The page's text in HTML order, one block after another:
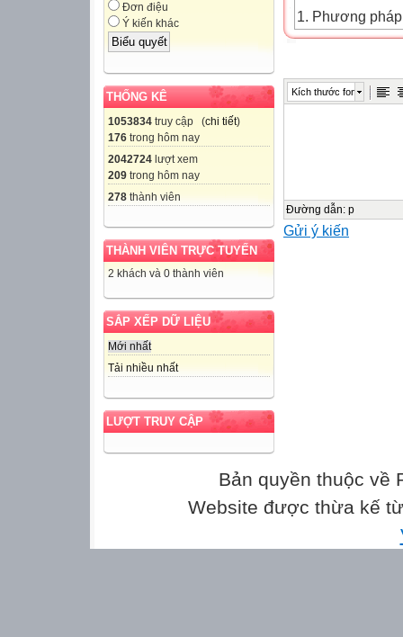
Đơn điệu
Ý kiến khác
THỐNG KÊ
1053834 truy cập (chi tiết)
176 trong hôm nay
2042724 lượt xem
209 trong hôm nay
278 thành viên
THÀNH VIÊN TRỰC TUYẾN
2 khách và 0 thành viên
SẮP XẾP DỮ LIỆU
Mới nhất
Tải nhiều nhất
LƯỢT TRUY CẬP
1. Phương
(PPDH tích
cực, chủ động,
được dùng với
nhiên để dạy
nhiều so với
vậy, việc dùng
học thụ động".
Bản chất của
Kích thước font
Đường dẫn: p
Gửi ý kiến
Bản quyền thuộc về
Website được thừa kế